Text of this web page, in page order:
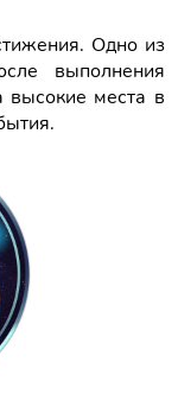
Одно из
выполнения
места в